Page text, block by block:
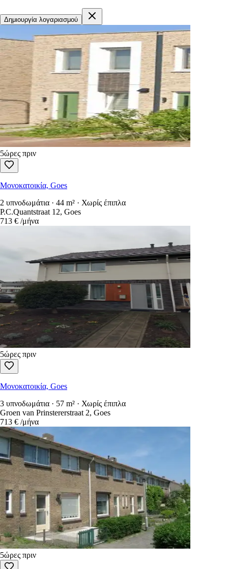
Δημιουργία λογαριασμού
5ώρες πριν
Μονοκατοικία, Goes
2 υπνοδωμάτια · 44 m² · Χωρίς έπιπλα
P.C.Quantstraat 12, Goes
713 € /μήνα
5ώρες πριν
Μονοκατοικία, Goes
3 υπνοδωμάτια · 57 m² · Χωρίς έπιπλα
Groen van Prinstererstraat 2, Goes
713 € /μήνα
5ώρες πριν